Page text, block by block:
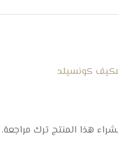
كونسيلد
هذا المنتج ترك مراجعة.